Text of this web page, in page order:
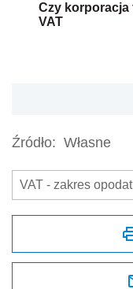
Czy korporacja
VAT
Źródło: Własne
VAT - zakres